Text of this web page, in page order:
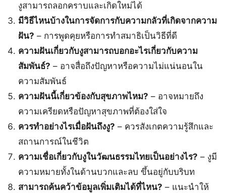
งูสามารถลอกคราบและเกิดใหม่ได้
มีวิธีไหนบ้างในการจัดการกับความกลัวที่เกิดจากความ
ฝัน? – การพูดคุยหรือการทำสมาธิเป็นวิธีที่ดี
ความฝันเกี่ยวกับงูสามารถบอกอะไรเกี่ยวกับความ
สัมพันธ์? – อาจสื่อถึงปัญหาหรือความไม่แน่นอนใน
ความสัมพันธ์
ความฝันนี้เกี่ยวข้องกับสุขภาพไหม? – อาจหมายถึง
ความเครียดหรือปัญหาสุขภาพที่ต้องใส่ใจ
ควรทำอย่างไรเมื่อฝันถึงงู? – ควรสังเกตความรู้สึกและ
สถานการณ์ในชีวิต
ความเชื่อเกี่ยวกับงูในวัฒนธรรมไทยเป็นอย่างไร? – งูมี
ความหมายทั้งในด้านบวกและลบ ขึ้นอยู่กับบริบท
สามารถค้นคว้าข้อมูลเพิ่มเติมได้ที่ไหน? – แนะนำให้